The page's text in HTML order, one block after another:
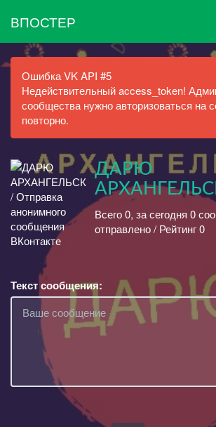
ВПОСТЕР
Ошибка VK API #5
Недействительный access_token!
сообщества нужно авторизоваться на
повторно.
ДАРЮ
Всего 0, за сегодня 0
отправлено / Рейтинг 0
Текст сообщения: